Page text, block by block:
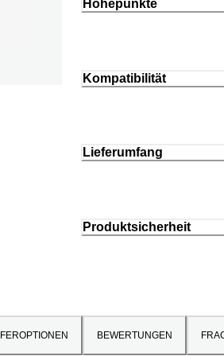
Höhepunkte
Kompatibilität
Lieferumfang
Produktsicherheit
BEWERTUNGEN